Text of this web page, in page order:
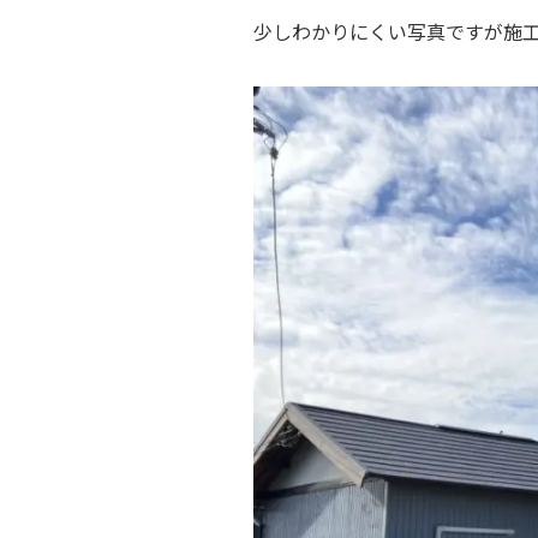
少しわかりにくい写真ですが施